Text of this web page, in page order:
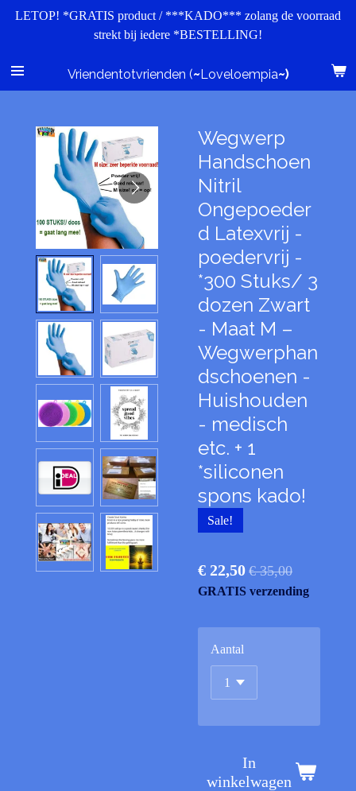
Ga
de
hoofdinhoud
Vriendentotvrienden (~Loveloempia~)
LETOP! *GRATIS product / ***KADO*** zolang de voorraad
strekt bij iedere *BESTELLING!
Wegwerp
Handschoen
Nitril
Ongepoeder
d Latexvrij -
poedervrij -
*300 Stuks/ 3
dozen Zwart
- Maat M –
Wegwerphan
dschoenen -
Huishouden
- medisch
etc. + 1
*siliconen
spons kado!
Sale!
€ 22,50 € 35,00
GRATIS verzending
Aantal
In
winkelwagen